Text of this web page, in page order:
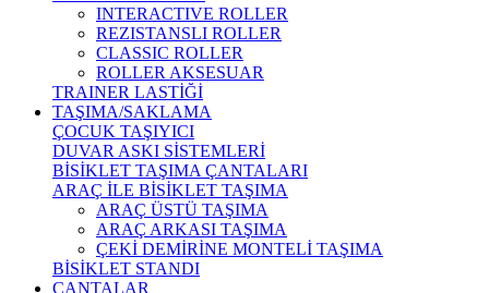
INTERACTIVE ROLLER
REZISTANSLI ROLLER
CLASSIC ROLLER
ROLLER AKSESUAR
TRAINER LASTİĞİ
TAŞIMA/SAKLAMA
ÇOCUK TAŞIYICI
DUVAR ASKI SİSTEMLERİ
BİSİKLET TAŞIMA ÇANTALARI
ARAÇ İLE BİSİKLET TAŞIMA
ARAÇ ÜSTÜ TAŞIMA
ARAÇ ARKASI TAŞIMA
ÇEKİ DEMİRİNE MONTELİ TAŞIMA
BİSİKLET STANDI
ÇANTALAR